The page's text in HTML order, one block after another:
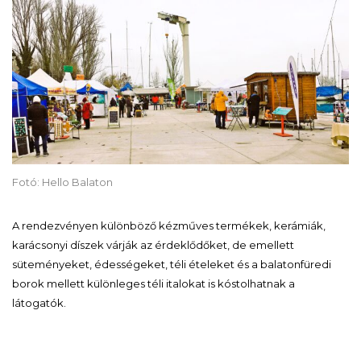
Fotó: Hello Balaton
A rendezvényen különböző kézműves termékek, kerámiák,
karácsonyi díszek várják az érdeklődőket, de emellett
süteményeket, édességeket, téli ételeket és a balatonfüredi
borok mellett különleges téli italokat is kóstolhatnak a
látogatók.